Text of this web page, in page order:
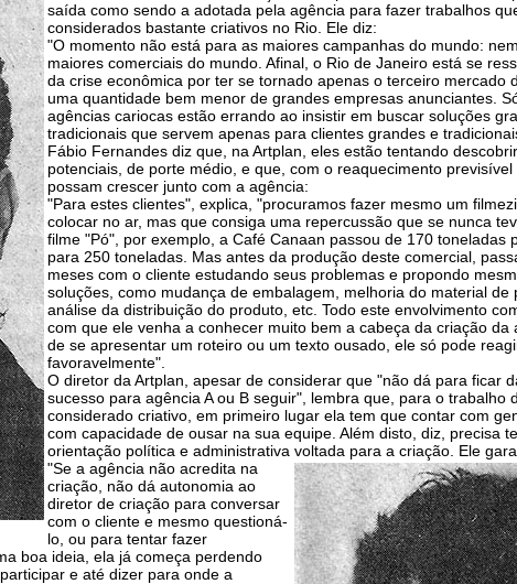
saída como sendo a adotada pela agência para fazer trabalhos
considerados bastante criativos no Rio. Ele diz:
"O momento não está para as maiores campanhas do mundo:
maiores comerciais do mundo. Afinal, o Rio de Janeiro está se
da crise econômica por ter se tornado apenas o terceiro mercado
uma quantidade bem menor de grandes empresas anunciantes.
agências cariocas estão errando ao insistir em buscar soluções
tradicionais que servem apenas para clientes grandes e
Fábio Fernandes diz que, na Artplan, eles estão tentando
potenciais, de porte médio, e que, com o reaquecimento previsível
possam crescer junto com a agência:
"Para estes clientes", explica, "procuramos fazer mesmo um
colocar no ar, mas que consiga uma repercussão que se nunca
filme "Pó", por exemplo, a Café Canaan passou de 170 toneladas
para 250 toneladas. Mas antes da produção deste comercial,
meses com o cliente estudando seus problemas e propondo
soluções, como mudança de embalagem, melhoria do material de
análise da distribuição do produto, etc. Todo este envolvimento
com que ele venha a conhecer muito bem a cabeça da criação da
de se apresentar um roteiro ou um texto ousado, ele só pode
favoravelmente".
O diretor da Artplan, apesar de considerar que "não dá para ficar
sucesso para agência A ou B seguir", lembra que, para o trabalho
considerado criativo, em primeiro lugar ela tem que contar com
com capacidade de ousar na sua equipe. Além disto, diz, precisa
orientação política e administrativa voltada para a criação. Ele
"Se a agência não acredita na
criação, não dá autonomia ao
diretor de criação para conversar
com o cliente e mesmo questioná-
lo, ou para tentar fazer
boa ideia, ela já começa perdendo
e até dizer para onde a